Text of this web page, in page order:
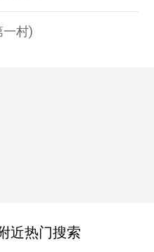
一村)
近热门搜索